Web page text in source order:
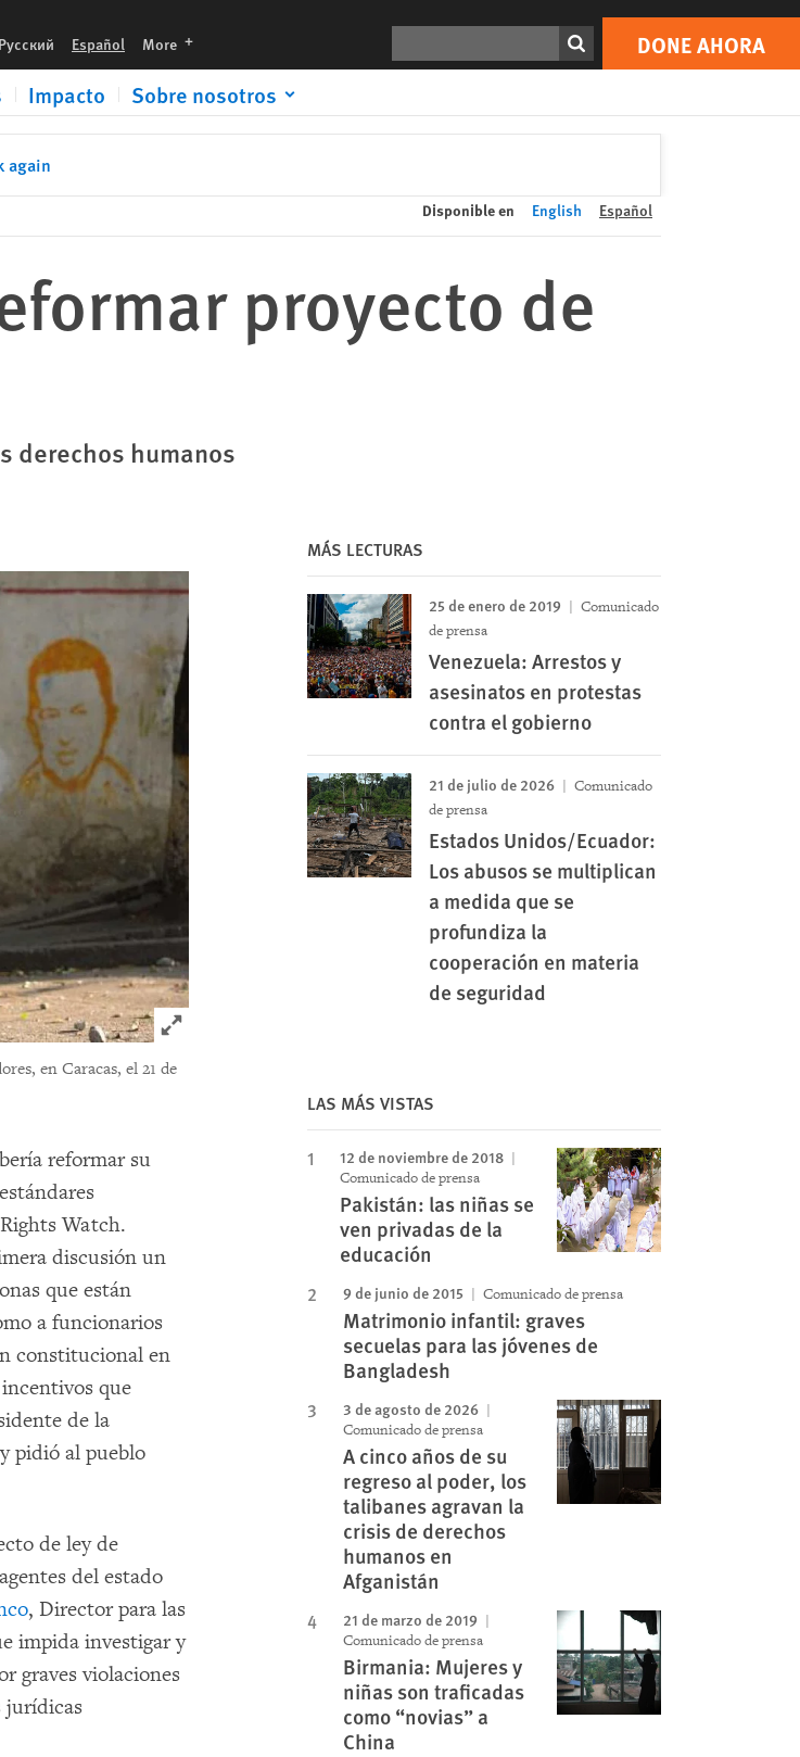
Русский Español More languages DONE AHORA
Impacto Sobre nosotros
again
Print DONE AHORA
Disponible en English Español
proyecto de
derechos humanos
Click to expand Image
en Caracas, el 21 de
reformar su
Watch.
discusión un
que están
a funcionarios
constitucional en
que
de la
pidió al pueblo
de ley de
del estado
, Director para las
impida investigar y
graves violaciones
jurídicas
MÁS LECTURAS
25 de enero de 2019
Comunicado
de prensa
Venezuela: Arrestos y
asesinatos en protestas
contra el gobierno
21 de julio de 2026
Comunicado
de prensa
Estados Unidos/Ecuador:
Los abusos se multiplican
a medida que se
profundiza la
cooperación en materia
de seguridad
LAS MÁS VISTAS
12 de noviembre de 2018
Comunicado de prensa
Pakistán: las niñas se
ven privadas de la
educación
9 de junio de 2015 Comunicado de prensa
Matrimonio infantil: graves
secuelas para las jóvenes de
Bangladesh
3 de agosto de 2026
Comunicado de prensa
A cinco años de su
regreso al poder, los
talibanes agravan la
crisis de derechos
humanos en
Afganistán
21 de marzo de 2019
Comunicado de prensa
Birmania: Mujeres y
niñas son traficadas
como “novias” a
China